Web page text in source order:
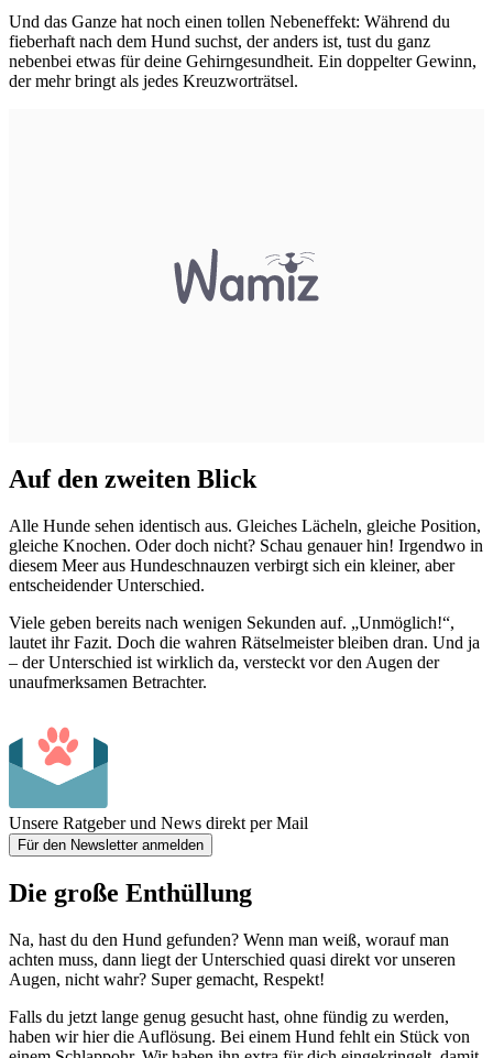
Und das Ganze hat noch einen tollen Nebeneffekt: Während du
fieberhaft nach dem Hund suchst, der anders ist, tust du ganz
nebenbei etwas für deine Gehirngesundheit. Ein doppelter Gewinn,
der mehr bringt als jedes Kreuzworträtsel.
Auf den zweiten Blick
Alle Hunde sehen identisch aus. Gleiches Lächeln, gleiche Position,
gleiche Knochen. Oder doch nicht? Schau genauer hin! Irgendwo in
diesem Meer aus Hundeschnauzen verbirgt sich ein kleiner, aber
entscheidender Unterschied.
Viele geben bereits nach wenigen Sekunden auf. „Unmöglich!“,
lautet ihr Fazit. Doch die wahren Rätselmeister bleiben dran. Und ja
– der Unterschied ist wirklich da, versteckt vor den Augen der
unaufmerksamen Betrachter.
Unsere Ratgeber und News direkt per Mail
Für den Newsletter anmelden
Die große Enthüllung
Na, hast du den Hund gefunden? Wenn man weiß, worauf man
achten muss, dann liegt der Unterschied quasi direkt vor unseren
Augen, nicht wahr? Super gemacht, Respekt!
Falls du jetzt lange genug gesucht hast, ohne fündig zu werden,
haben wir hier die Auflösung. Bei einem Hund fehlt ein Stück von